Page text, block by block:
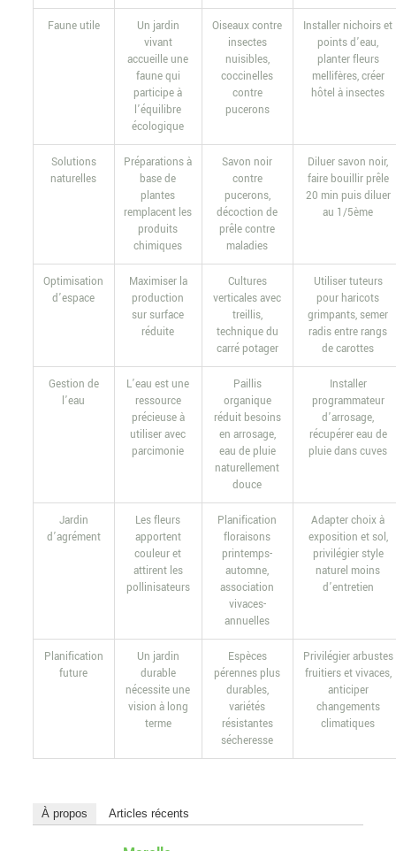
Faune utile
Un jardin
vivant
accueille une
faune qui
participe à
l’équilibre
écologique
Oiseaux contre
insectes
nuisibles,
coccinelles
contre
pucerons
Installer nichoirs et
points d’eau,
planter fleurs
mellifères, créer
hôtel à insectes
Solutions
naturelles
Préparations à
base de
plantes
remplacent les
produits
chimiques
Savon noir
contre
pucerons,
décoction de
prêle contre
maladies
Diluer savon noir,
faire bouillir prêle
20 min puis diluer
au 1/5ème
Optimisation
d’espace
Maximiser la
production
sur surface
réduite
Cultures
verticales avec
treillis,
technique du
carré potager
Utiliser tuteurs
pour haricots
grimpants, semer
radis entre rangs
de carottes
Gestion de
l’eau
L’eau est une
ressource
précieuse à
utiliser avec
parcimonie
Paillis
organique
réduit besoins
en arrosage,
eau de pluie
naturellement
douce
Installer
programmateur
d’arrosage,
récupérer eau de
pluie dans cuves
Jardin
d’agrément
Les fleurs
apportent
couleur et
attirent les
pollinisateurs
Planification
floraisons
printemps-
automne,
association
vivaces-
annuelles
Adapter choix à
exposition et sol,
privilégier style
naturel moins
d’entretien
Planification
future
Un jardin
durable
nécessite une
vision à long
terme
Espèces
pérennes plus
durables,
variétés
résistantes
sécheresse
Privilégier arbustes
fruitiers et vivaces,
anticiper
changements
climatiques
À propos Articles récents